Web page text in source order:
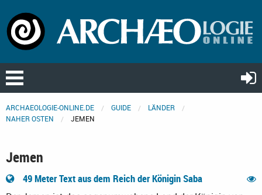
ARCHAEOLOGIE-ONLINE.DE GUIDE
LÄNDER
NAHER OSTEN
JEMEN
Jemen
49 Meter Text aus dem Reich der Königin Saba